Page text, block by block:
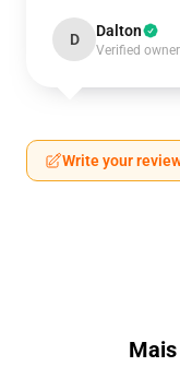
D Dalton
Verified owner
Write your